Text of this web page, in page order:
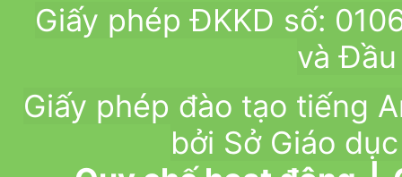
Giấy phép ĐKKD số:
và
Giấy phép đào tạo tiếng
bởi Sở Giáo